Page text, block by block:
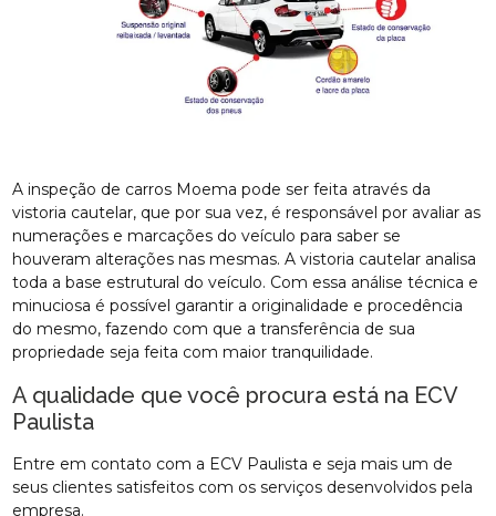
A inspeção de carros Moema pode ser feita através da
vistoria cautelar, que por sua vez, é responsável por avaliar as
numerações e marcações do veículo para saber se
houveram alterações nas mesmas. A vistoria cautelar analisa
toda a base estrutural do veículo. Com essa análise técnica e
minuciosa é possível garantir a originalidade e procedência
do mesmo, fazendo com que a transferência de sua
propriedade seja feita com maior tranquilidade.
A qualidade que você procura está na ECV
Paulista
Entre em contato com a ECV Paulista e seja mais um de
seus clientes satisfeitos com os serviços desenvolvidos pela
empresa.